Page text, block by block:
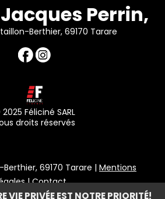
VIE PRIVÉE EST NOTRE PRIORITÉ!
Perrin,
Berthier, 69170 Tarare
Féliciné SARL
droits réservés
69170 Tarare | Mentions
|Contact